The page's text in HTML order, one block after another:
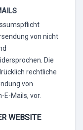
von nicht
Die
rechtliche
von
Mails, vor.
WEBSITE